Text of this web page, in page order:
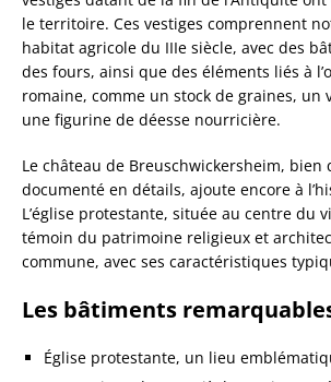
le territoire. Ces vestiges comprennent
habitat agricole du IIIe siècle, avec des
des fours, ainsi que des éléments liés à
romaine, comme un stock de graines, un
une figurine de déesse nourricière.
Le château de Breuschwickersheim, bien
documenté en détails, ajoute encore à
L’église protestante, située au centre du
témoin du patrimoine religieux et
commune, avec ses caractéristiques
Les bâtiments
Église protestante, un lieu